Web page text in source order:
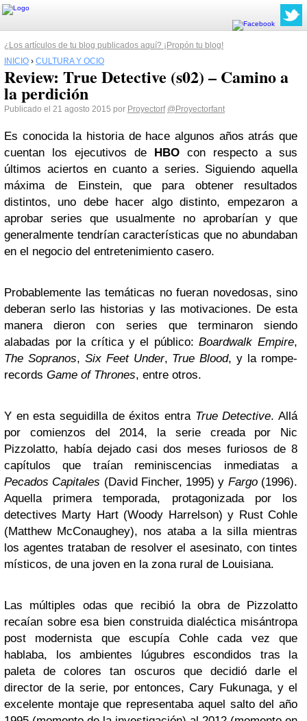
¿Los artículos de tu blog publicados aquí? ¡Propón tu blog!
INICIO › CULTURA Y OCIO
Review: True Detective (s02) – Camino a
la perdición
Publicado el 21 agosto 2015 por Proyectorf @Proyectorfant
Es conocida la historia de hace algunos años atrás que
cuentan los ejecutivos de HBO con respecto a sus
últimos aciertos en cuanto a series. Siguiendo aquella
máxima de Einstein, que para obtener resultados
distintos, uno debe hacer algo distinto, empezaron a
aprobar series que usualmente no aprobarían y que
generalmente tendrían características que no abundaban
en el negocio del entretenimiento casero.
Probablemente las temáticas no fueran novedosas, sino
deberan serlo las historias y las motivaciones. De esta
manera dieron con series que terminaron siendo
alabadas por la crítica y el público:Boardwalk Empire,
The Sopranos, Six Feet Under, True Blood, y la rompe-
records Game of Thrones, entre otros.
Y en esta seguidilla de éxitos entra True Detective. Allá
por comienzos del 2014, la serie creada por Nic
Pizzolatto, había dejado casi dos meses furiosos de 8
capítulos que traían reminiscencias inmediatas a
Pecados Capitales (David Fincher, 1995) y Fargo(1996).
Aquella primera temporada, protagonizada por los
detectives Marty Hart (Woody Harrelson) y Rust Cohle
(Matthew McConaughey), nos ataba a la silla mientras
los agentes trataban de resolver el asesinato, con tintes
místicos, de una joven en la zona rural de Louisiana.
Las múltiples odas que recibió la obra de Pizzolatto
recaían sobre esa bien construida dialéctica misántropa
post modernista que escupía Cohle cada vez que
hablaba, los ambientes lúgubres escondidos tras la
paleta de colores tan oscuros que decidió darle el
director de la serie, por entonces, Cary Fukunaga, y el
excelente montaje que representaba aquel salto del año